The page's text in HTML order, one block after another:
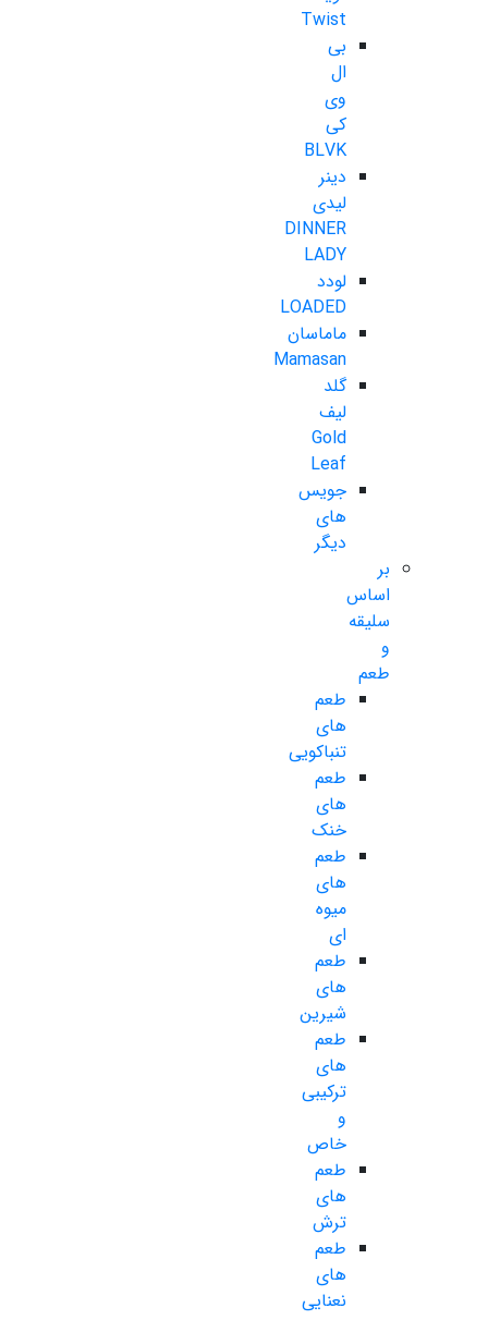
Twist
بی
ال
وی
کی
BLVK
دینر
لیدی
DINNER
LADY
لودد
LOADED
ماماسان
Mamasan
گلد
لیف
Gold
Leaf
جویس
های
دیگر
بر
اساس
سلیقه
و
طعم
طعم
های
تنباکویی
طعم
های
خنک
طعم
های
میوه
ای
طعم
های
شیرین
طعم
های
ترکیبی
و
خاص
طعم
های
ترش
طعم
های
نعنایی